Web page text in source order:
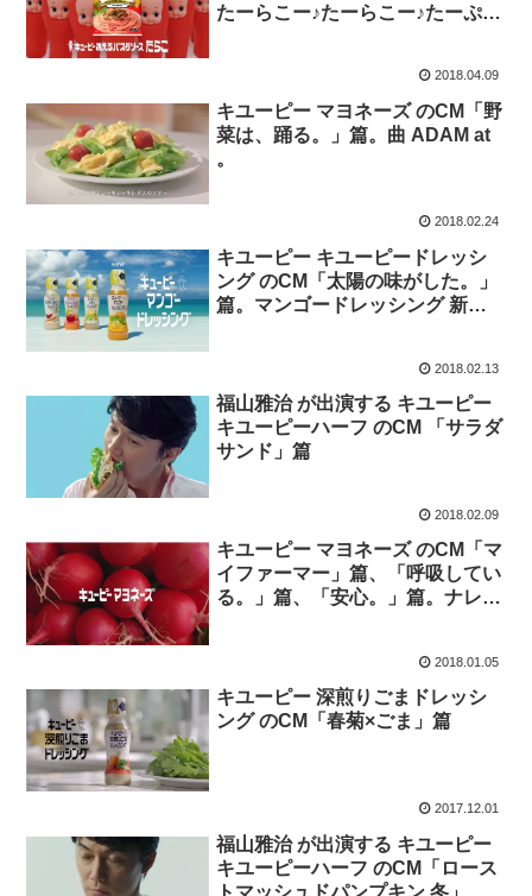
たーらこー♪たーらこー♪たーぷり
2018.04.09
キユーピー マヨネーズ のCM「野
菜は、踊る。」篇。曲 ADAM at
。
2018.02.24
キユーピー キユーピードレッシ
ング のCM「太陽の味がした。」
篇。マンゴードレッシング 新発
2018.02.13
福山雅治 が出演する キユーピー
キユーピーハーフ のCM 「サラダ
サンド」篇
2018.02.09
キユーピー マヨネーズ のCM「マ
イファーマー」篇、「呼吸してい
る。」篇、「安心。」篇。ナレー
2018.01.05
キユーピー 深煎りごまドレッシ
ング のCM「春菊×ごま」篇
2017.12.01
福山雅治 が出演する キユーピー
キユーピーハーフ のCM「ロース
トマッシュドパンプキン 冬」